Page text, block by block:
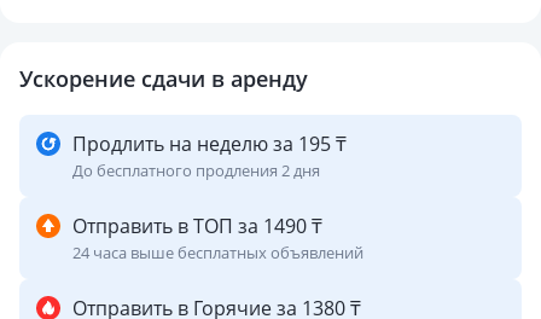
Ускорение сдачи в аренду
Продлить на неделю за 195 ₸
До бесплатного продления 2 дня
Отправить в ТОП за 1490 ₸
24 часа выше бесплатных объявлений
Отправить в Горячие за 1380 ₸